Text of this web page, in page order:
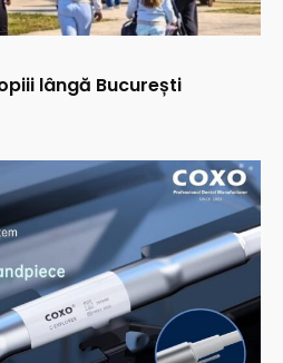
lângă București